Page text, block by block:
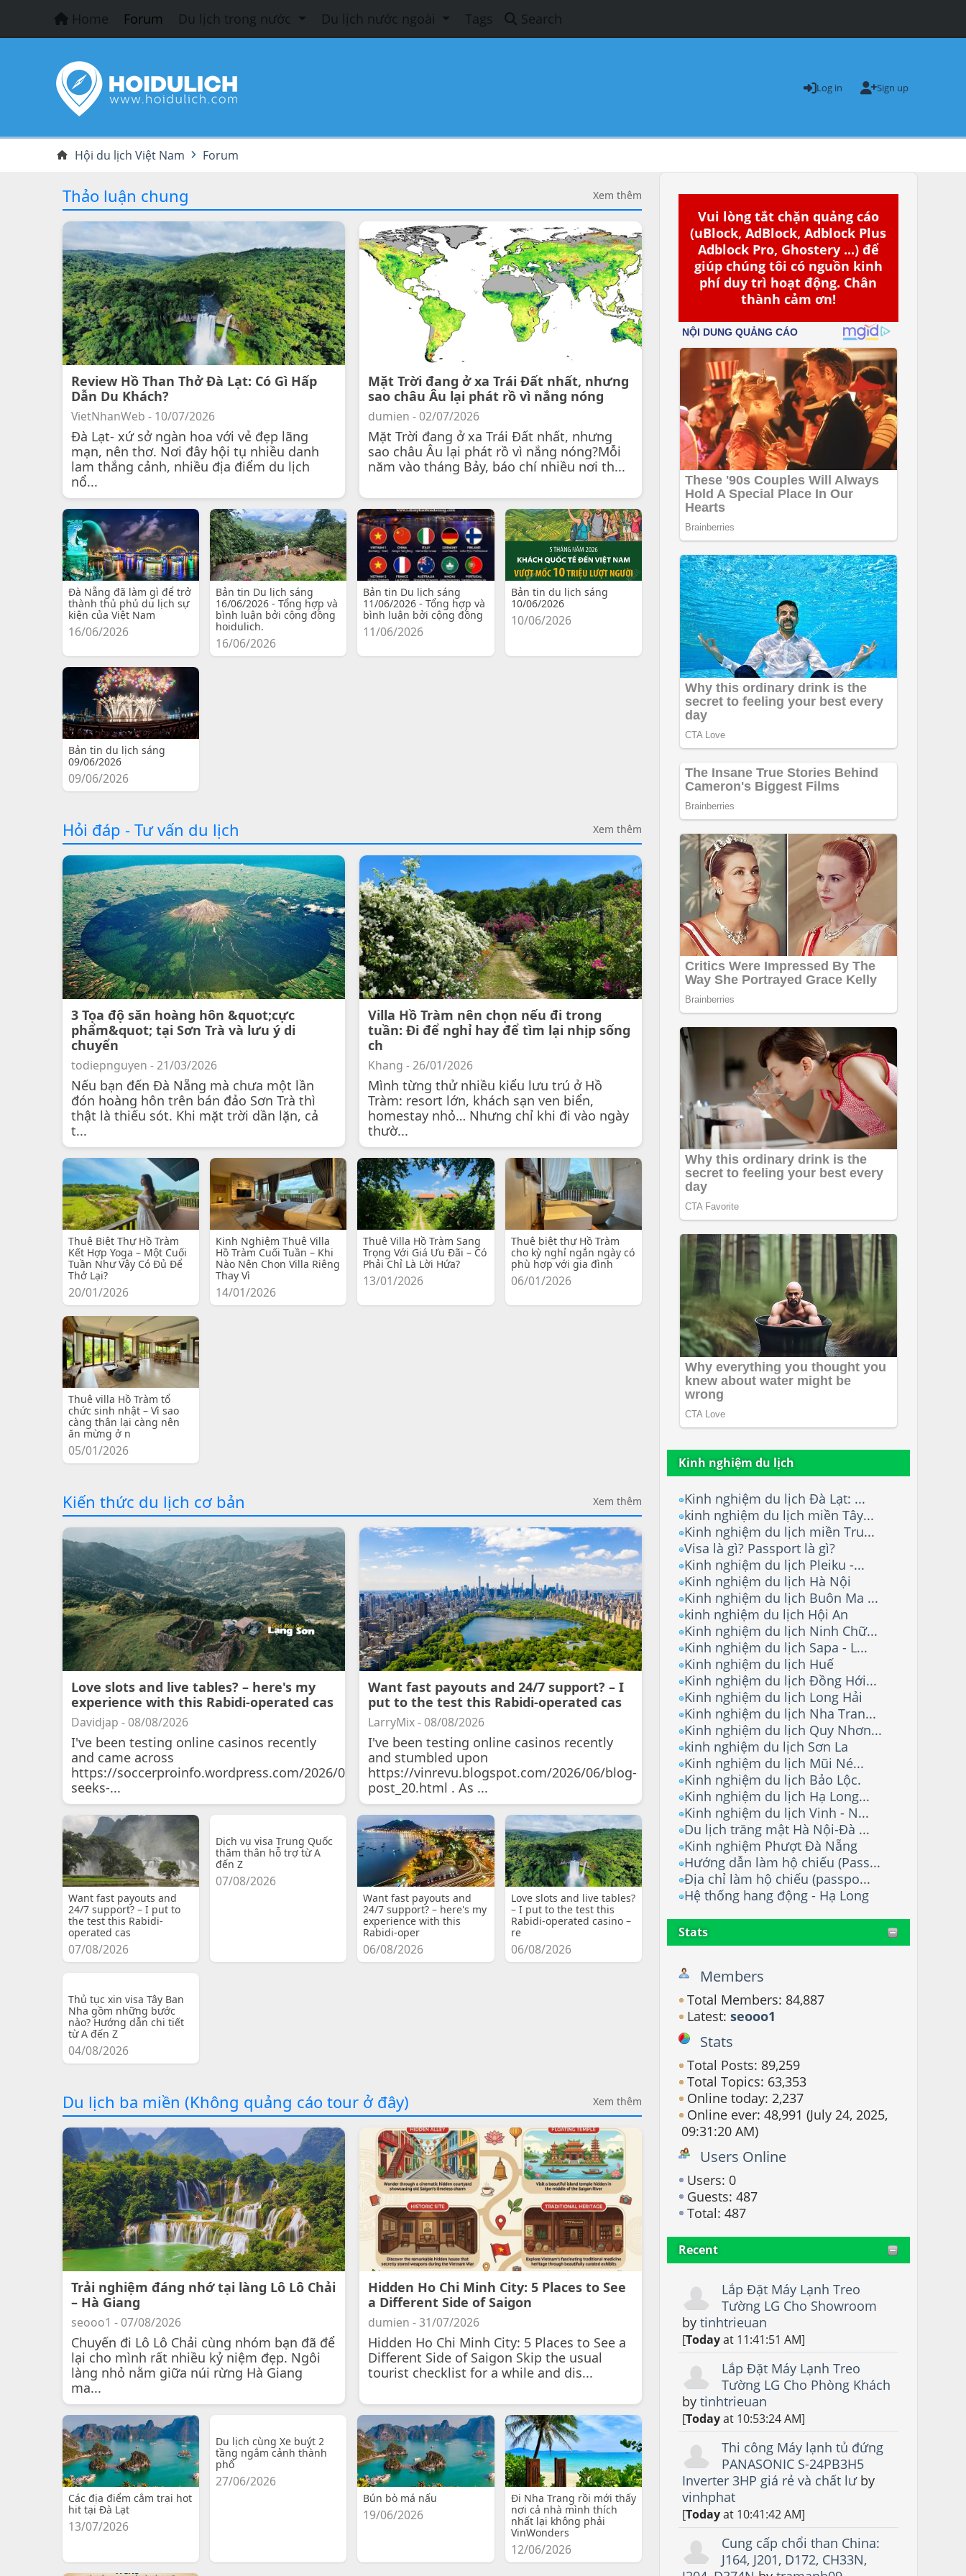
Home Forum Du lịch trong nước Du lịch nước ngoài Tags Search
Log in Sign up
Hội du lịch Việt Nam Forum
Vui lòng tắt chặn quảng cáo
(uBlock, AdBlock, Adblock Plus
Adblock Pro, Ghostery ...) để
giúp chúng tôi có nguồn kinh
phí duy trì hoạt động. Chân
thành cảm ơn!
Kinh nghiệm du lịch
Kinh nghiệm du lịch Đà Lạt: ...
kinh nghiệm du lịch miền Tây...
Kinh nghiệm du lịch miền Tru...
Visa là gì? Passport là gì?
Kinh nghiệm du lịch Pleiku -...
Kinh nghiệm du lịch Hà Nội
Kinh nghiệm du lịch Buôn Ma ...
kinh nghiệm du lịch Hội An
Kinh nghiệm du lịch Ninh Chữ...
Kinh nghiệm du lịch Sapa - L...
Kinh nghiệm du lịch Huế
Kinh nghiệm du lịch Đồng Hới...
Kinh nghiệm du lịch Long Hải
Kinh nghiệm du lịch Nha Tran...
Kinh nghiệm du lịch Quy Nhơn...
kinh nghiệm du lịch Sơn La
Kinh nghiệm du lịch Mũi Né...
Kinh nghiệm du lịch Bảo Lộc.
Kinh nghiệm du lịch Hạ Long...
Kinh nghiệm du lịch Vinh - N...
Du lịch trăng mật Hà Nội-Đà ...
Kinh nghiệm Phượt Đà Nẵng
Hướng dẫn làm hộ chiếu (Pass...
Địa chỉ làm hộ chiếu (passpo...
Hệ thống hang động - Hạ Long
Stats
Members
Total Members: 84,887
Latest:seooo1
Stats
Total Posts: 89,259
Total Topics: 63,353
Online today: 2,237
Online ever: 48,991 (July 24, 2025,
09:31:20 AM)
Users Online
Users: 0
Guests: 487
Total: 487
Recent
Lắp Đặt Máy Lạnh Treo
Tường LG Cho Showroom
bytinhtrieuan
[Todayat 11:41:51 AM]
Lắp Đặt Máy Lạnh Treo
Tường LG Cho Phòng Khách
bytinhtrieuan
[Todayat 10:53:24 AM]
Thi công Máy lạnh tủ đứng
PANASONIC S-24PB3H5
Inverter 3HP giá rẻ và chất lưby
vinhphat
[Todayat 10:41:42 AM]
Cung cấp chổi than China:
J164, J201, D172, CH33N,
Thảo luận chung Xem thêm
Review Hồ Than Thở Đà Lạt: Có Gì Hấp
Dẫn Du Khách?
VietNhanWeb - 10/07/2026
Đà Lạt- xứ sở ngàn hoa với vẻ đẹp lãng
mạn, nên thơ. Nơi đây hội tụ nhiều danh
lam thắng cảnh, nhiều địa điểm du lịch
nổ...
Mặt Trời đang ở xa Trái Đất nhất, nhưng
sao châu Âu lại phát rồ vì nắng nóng
dumien - 02/07/2026
Mặt Trời đang ở xa Trái Đất nhất, nhưng
sao châu Âu lại phát rồ vì nắng nóng?Mỗi
năm vào tháng Bảy, báo chí nhiều nơi th...
Đà Nẵng đã làm gì để trở
thành thủ phủ du lịch sự
kiện của Việt Nam
16/06/2026
Bản tin Du lịch sáng
16/06/2026 - Tổng hợp và
bình luận bởi cộng đồng
hoidulich.
16/06/2026
Bản tin Du lịch sáng
11/06/2026 - Tổng hợp và
bình luận bởi cộng đồng
11/06/2026
Bản tin du lịch sáng
10/06/2026
10/06/2026
Bản tin du lịch sáng
09/06/2026
09/06/2026
Hỏi đáp - Tư vấn du lịch Xem thêm
3 Tọa độ săn hoàng hôn &quot;cực
phẩm&quot; tại Sơn Trà và lưu ý di
chuyển
todiepnguyen - 21/03/2026
Nếu bạn đến Đà Nẵng mà chưa một lần
đón hoàng hôn trên bán đảo Sơn Trà thì
thật là thiếu sót. Khi mặt trời dần lặn, cả
t...
Villa Hồ Tràm nên chọn nếu đi trong
tuần: Đi để nghỉ hay để tìm lại nhịp sống
ch
Khang - 26/01/2026
Mình từng thử nhiều kiểu lưu trú ở Hồ
Tràm: resort lớn, khách sạn ven biển,
homestay nhỏ… Nhưng chỉ khi đi vào ngày
thườ...
Thuê Biệt Thự Hồ Tràm
Kết Hợp Yoga – Một Cuối
Tuần Như Vậy Có Đủ Để
Thở Lại?
20/01/2026
Kinh Nghiệm Thuê Villa
Hồ Tràm Cuối Tuần – Khi
Nào Nên Chọn Villa Riêng
Thay Vì
14/01/2026
Thuê Villa Hồ Tràm Sang
Trọng Với Giá Ưu Đãi – Có
Phải Chỉ Là Lời Hứa?
13/01/2026
Thuê biệt thự Hồ Tràm
cho kỳ nghỉ ngắn ngày có
phù hợp với gia đình
06/01/2026
Thuê villa Hồ Tràm tổ
chức sinh nhật – Vì sao
càng thân lại càng nên
ăn mừng ở n
05/01/2026
Kiến thức du lịch cơ bản Xem thêm
Love slots and live tables? – here's my
experience with this Rabidi-operated cas
Davidjap - 08/08/2026
I've been testing online casinos recently
and came across
https://soccerproinfo.wordpress.com/2026/07/11/courtois-
seeks-...
Want fast payouts and 24/7 support? – I
put to the test this Rabidi-operated cas
LarryMix - 08/08/2026
I've been testing online casinos recently
and stumbled upon
https://vinrevu.blogspot.com/2026/06/blog-
post_20.html . As ...
Want fast payouts and
24/7 support? – I put to
the test this Rabidi-
operated cas
07/08/2026
Dịch vụ visa Trung Quốc
thăm thân hỗ trợ từ A
đến Z
07/08/2026
Want fast payouts and
24/7 support? – here's my
experience with this
Rabidi-oper
06/08/2026
Love slots and live tables?
– I put to the test this
Rabidi-operated casino –
re
06/08/2026
Thủ tục xin visa Tây Ban
Nha gồm những bước
nào? Hướng dẫn chi tiết
từ A đến Z
04/08/2026
Du lịch ba miền (Không quảng cáo tour ở đây) Xem thêm
Trải nghiệm đáng nhớ tại làng Lô Lô Chải
– Hà Giang
seooo1 - 07/08/2026
Chuyến đi Lô Lô Chải cùng nhóm bạn đã để
lại cho mình rất nhiều kỷ niệm đẹp. Ngôi
làng nhỏ nằm giữa núi rừng Hà Giang
ma...
Hidden Ho Chi Minh City: 5 Places to See
a Different Side of Saigon
dumien - 31/07/2026
Hidden Ho Chi Minh City: 5 Places to See a
Different Side of Saigon Skip the usual
tourist checklist for a while and dis...
Các địa điểm cắm trại hot
hit tại Đà Lạt
13/07/2026
Du lịch cùng Xe buýt 2
tầng ngắm cảnh thành
phố
27/06/2026
Bún bò má nấu
19/06/2026
Đi Nha Trang rồi mới thấy
nơi cả nhà mình thích
nhất lại không phải
VinWonders
12/06/2026